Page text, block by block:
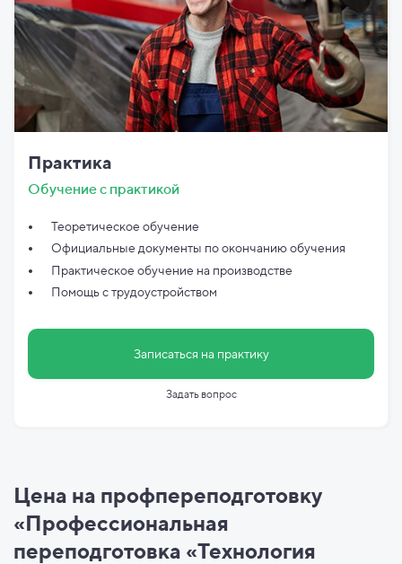
Практика
Обучение с практикой
Теоретическое обучение
Официальные документы поокончанию обучения
Практическое обучение на производстве
Помощь с трудоустройством
Записаться на практику
Задать вопрос
Цена на профпереподготовку
«Профессиональная
переподготовка «Технология